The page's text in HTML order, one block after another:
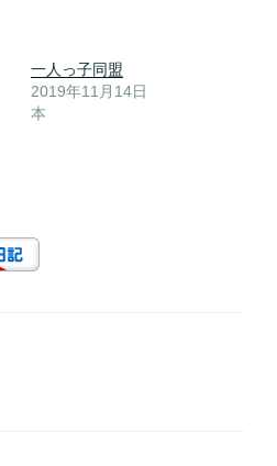
一人っ子同盟
2019年11月14日
本